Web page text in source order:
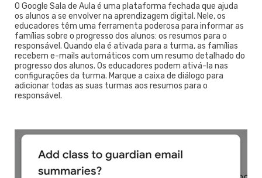
O Google Sala de Aula é uma plataforma fechada que ajuda
os alunos a se envolver na aprendizagem digital. Nele, os
educadores têm uma ferramenta poderosa para informar as
famílias sobre o progresso dos alunos: os resumos para o
responsável. Quando ela é ativada para a turma, as famílias
recebem e-mails automáticos com um resumo detalhado do
progresso dos alunos. Os educadores podem ativá-la nas
configurações da turma. Marque a caixa de diálogo para
adicionar todas as suas turmas aos resumos para o
responsável.